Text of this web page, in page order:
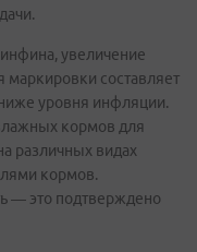
увеличение
маркировки составляет
ниже уровня инфляции.
кормов для
различных видах
кормов.
— это подтверждено